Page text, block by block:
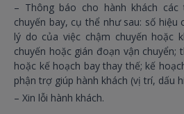
– Thông báo cho hành khách
chuyến bay, cụ thể như sau: số hiệu
lý do của việc chậm chuyến hoặc
chuyến hoặc gián đoạn vận chuyển;
hoặc kế hoạch bay thay thế; kế
phận trợ giúp hành khách (vị trí, dấu
– Xin lỗi hành khách.